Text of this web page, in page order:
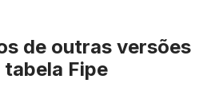
de outras versões
tabela Fipe